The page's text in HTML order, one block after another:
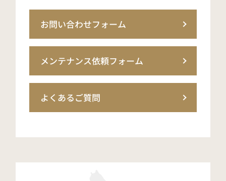
お問い合わせフォーム
メンテナンス依頼フォーム
よくあるご質問